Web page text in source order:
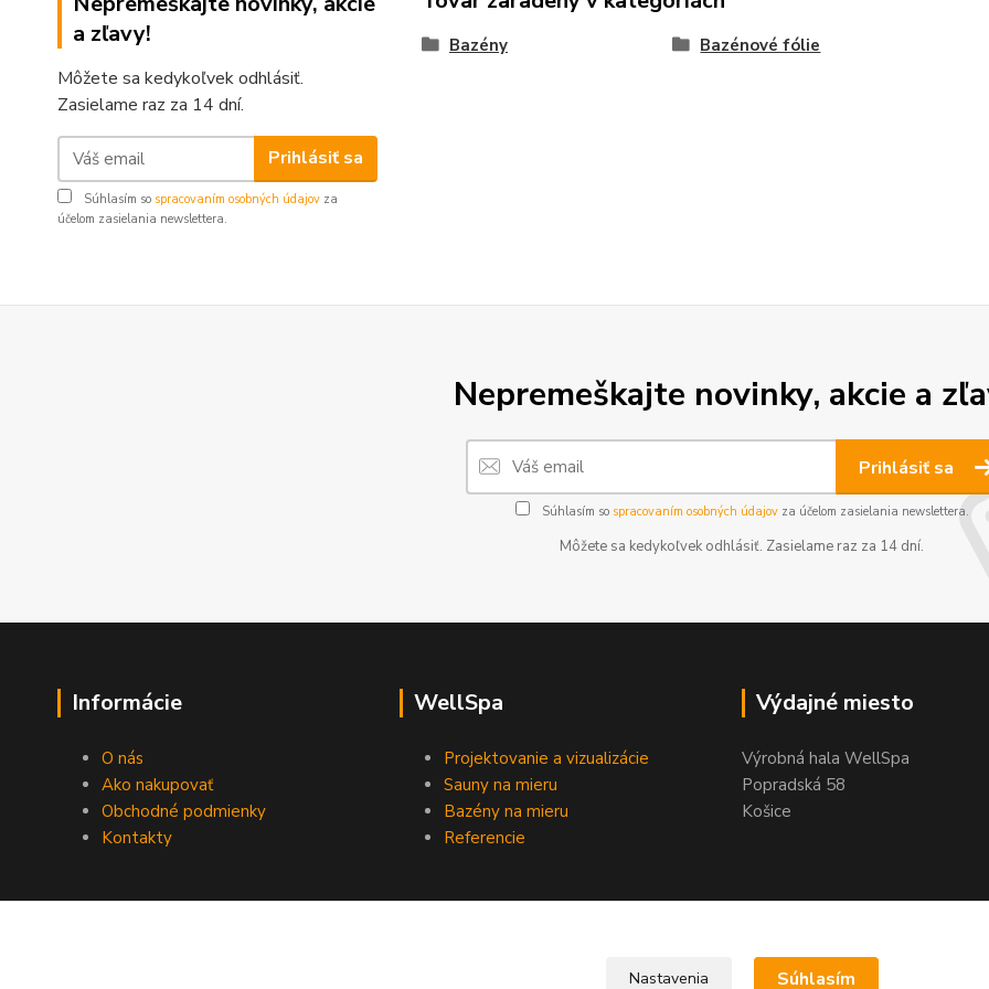
a zľavy!
Môžete sa kedykoľvek odhlásiť.
Zasielame raz za 14 dní.
Prihlásiť sa
Súhlasím so spracovaním osobných údajov za
účelom zasielania newslettera.
Bazény Bazénové fólie
Nepremeškajte novinky, akcie a
Prihlásiť sa
Súhlasím so spracovaním osobných údajovza účelom zasielania newslettera.
Môžete sa kedykoľvek odhlásiť. Zasielame raz za 14 dní.
Informácie
O nás
Ako nakupovať
Obchodné podmienky
Kontakty
WellSpa
Projektovanie a vizualizácie
Sauny na mieru
Bazény na mieru
Referencie
Výdajné miesto
Výrobná hala WellSpa
Popradská 58
Košice
Nastavenia Súhlasím